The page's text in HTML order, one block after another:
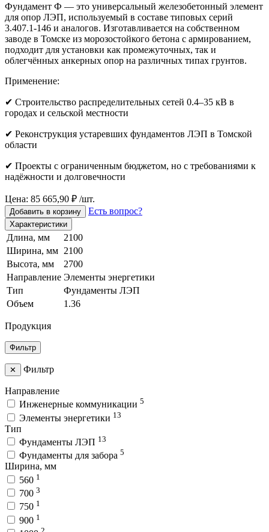
Фундамент Ф — это универсальный железобетонный элемент
для опор ЛЭП, используемый в составе типовых серий
3.407.1-146 и аналогов. Изготавливается на собственном
заводе в Томске из морозостойкого бетона с армированием,
подходит для установки как промежуточных, так и
облегчённых анкерных опор на различных типах грунтов.
Применение:
✔ Строительство распределительных сетей 0.4–35 кВ в
городах и сельской местности
✔ Реконструкция устаревших фундаментов ЛЭП в Томской
области
✔ Проекты с ограниченным бюджетом, но с требованиями к
надёжности и долговечности
Цена: 85 665,90 ₽ /шт.
Добавить в корзину Есть вопрос?
Характеристики
Длина, мм
2100
Ширина, мм 2100
Высота, мм
2700
Направление Элементы энергетики
Тип
Фундаменты ЛЭП
Объем
1.36
Продукция
Фильтр
✕ Фильтр
Направление
Инженерные коммуникации 5
Элементы энергетики 13
Тип
Фундаменты ЛЭП 13
Фундаменты для забора 5
Ширина, мм
560 1
700 3
750 1
900 1
2